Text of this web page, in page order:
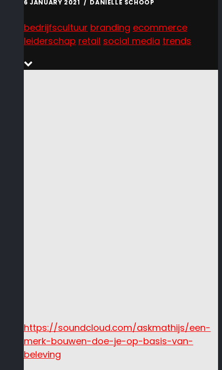
6 JANUARY 2021 / DANIËLLE SCHOOP
bedrijfscultuur branding ecommerce
leiderschap retail social media trends
https://soundcloud.com/askmathijs/een-
merk-bouwen-doe-je-op-basis-van-
beleving